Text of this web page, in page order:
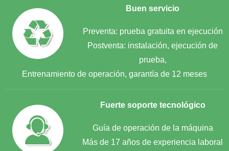
Buen servicio
Preventa: prueba gratuita en ejecución
Postventa: instalación, ejecución de
prueba,
Entrenamiento de operación, garantía de 12 meses
Fuerte soporte tecnológico
Guía de operación de la máquina
Más de 17 años de experiencia laboral